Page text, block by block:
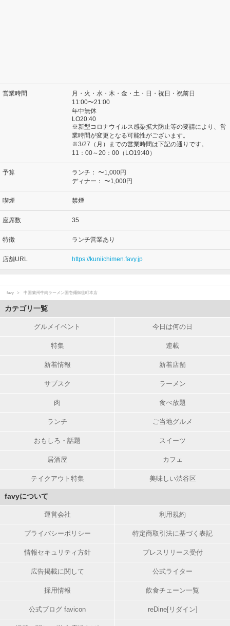
営業時間
月・火・水・木・金・土・日・祝日・祝前日
11:00〜21:00
年中無休
LO20:40
※新型コロナウイルス感染拡大防止等の要請により、営
業時間が変更となる可能性がございます。
※3/27（月）までの営業時間は下記の通りです。
11：00～20：00（LO19:40）
予算 ランチ： 〜1,000円
ディナー： 〜1,000円
喫煙 禁煙
座席数 35
特徴 ランチ営業あり
店舗URL https://kuniichimen.favy.jp
favy 中国蘭州牛肉ラーメン国壱麺御徒町本店
カテゴリ一覧
グルメイベント 今日は何の日
特集 連載
新着情報 新着店舗
サブスク ラーメン
肉 食べ放題
ランチ ご当地グルメ
おもしろ・話題 スイーツ
居酒屋 カフェ
テイクアウト特集 美味しい渋谷区
favyについて
運営会社 利用規約
プライバシーポリシー 特定商取引法に基づく表記
情報セキュリティ方針 プレスリリース受付
広告掲載に関して 公式ライター
採用情報 飲食チェーン一覧
公式ブログ favicon reDine[リダイン]